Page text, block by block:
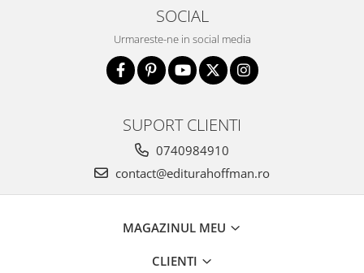
SOCIAL
Urmareste-ne in social media
SUPORT CLIENTI
0740984910
contact@editurahoffman.ro
MAGAZINUL MEU
CLIENTI